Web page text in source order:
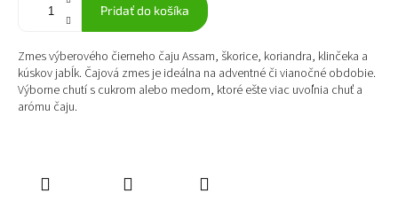
Pridať do košíka
Zmes výberového čierneho čaju Assam, škorice, koriandra, klinčeka a
kúskov jabĺk. Čajová zmes je ideálna na adventné či vianočné obdobie.
Výborne chutí s cukrom alebo medom, ktoré ešte viac uvoľnia chuť a
arómu čaju.